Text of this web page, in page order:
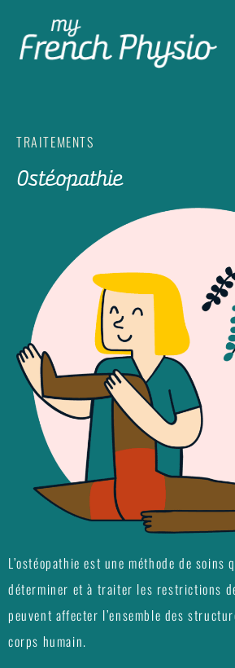
TRAITEMENTS
Ostéopathie
L’ostéopathie est une méthode de soins
déterminer et à traiter les restrictions
peuvent affecter l’ensemble des
corps humain.